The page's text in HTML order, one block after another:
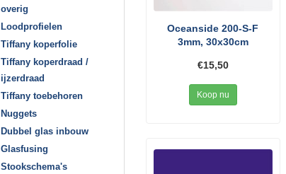
Oceanside 200-S-F
3mm, 30x30cm
€15,50
Koop nu
overig
Loodprofielen
Tiffany koperfolie
Tiffany koperdraad /
ijzerdraad
Tiffany toebehoren
Nuggets
Dubbel glas inbouw
Glasfusing
Stookschema's